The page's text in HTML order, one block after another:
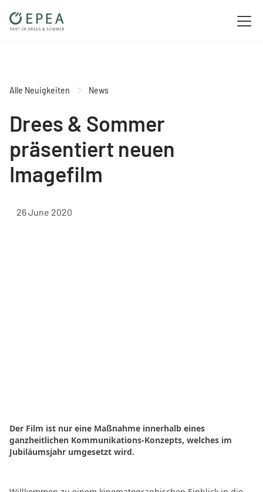
Alle Neuigkeiten News
Drees & Sommer
präsentiert neuen
Imagefilm
26 June 2020
Der Film ist nur eine Maßnahme innerhalb eines
ganzheitlichen Kommunikations-Konzepts, welches im
Jubiläumsjahr umgesetzt wird.